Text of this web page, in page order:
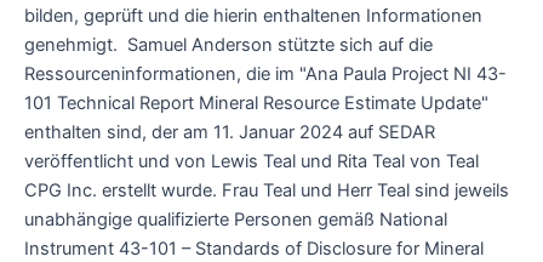
bilden, geprüft und die hierin enthaltenen Informationen
genehmigt. Samuel Anderson stützte sich auf die
Ressourceninformationen, die im "Ana Paula Project NI 43-
101 Technical Report Mineral Resource Estimate Update"
enthalten sind, der am 11. Januar 2024 auf SEDAR
veröffentlicht und von Lewis Teal und Rita Teal von Teal
CPG Inc. erstellt wurde. Frau Teal und Herr Teal sind jeweils
unabhängige qualifizierte Personen gemäß National
Instrument 43-101 – Standards of Disclosure for Mineral